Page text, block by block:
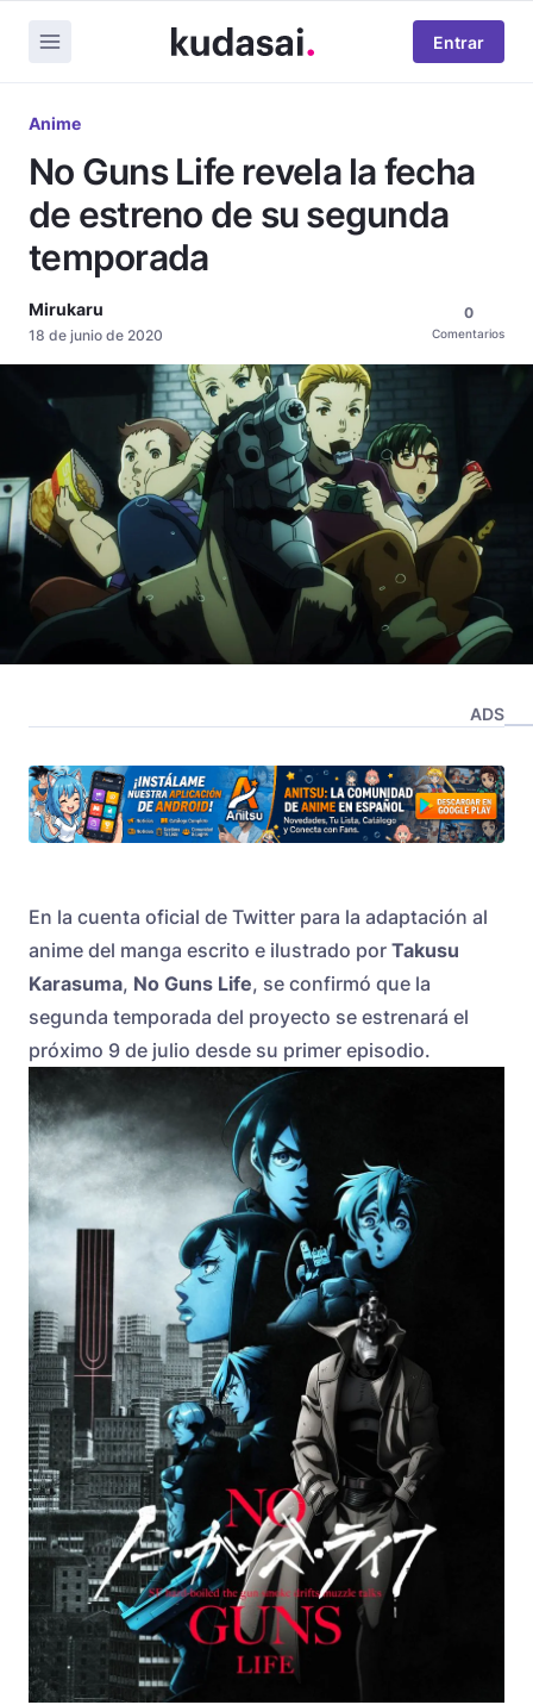
Entrar
Anime
No Guns Life revela la fecha
de estreno de su segunda
temporada
Mirukaru
18 de junio de 2020
0
Comentarios
ADS
En la cuenta oficial de Twitter para la adaptación al
anime del manga escrito e ilustrado por Takusu
Karasuma, No Guns Life, se confirmó que la
segunda temporada del proyecto se estrenará el
próximo 9 de julio desde su primer episodio.